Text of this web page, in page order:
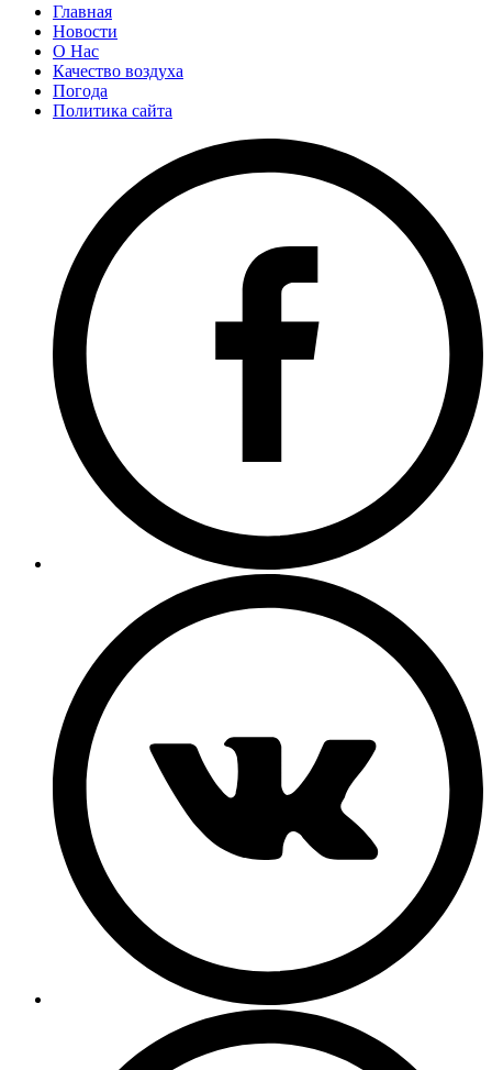
Главная
Новости
О Нас
Качество воздуха
Погода
Политика сайта